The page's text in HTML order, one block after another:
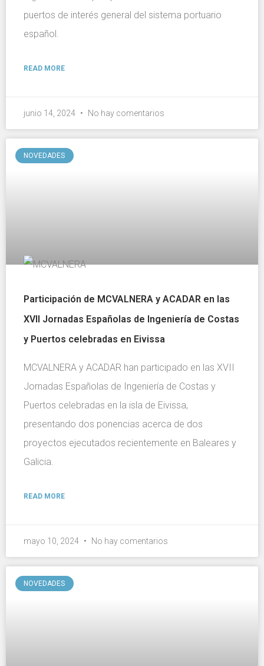
puertos de interés general del sistema portuario
español.
READ MORE
junio 14, 2024 No hay comentarios
NOVEDADES
Participación de MCVALNERA y ACADAR en las
XVII Jornadas Españolas de Ingeniería de Costas
y Puertos celebradas en Eivissa
MCVALNERA y ACADAR han participado en las XVII
Jornadas Españolas de Ingeniería de Costas y
Puertos celebradas en la isla de Eivissa,
presentando dos ponencias acerca de dos
proyectos ejecutados recientemente en Baleares y
Galicia.
READ MORE
mayo 10, 2024 No hay comentarios
NOVEDADES